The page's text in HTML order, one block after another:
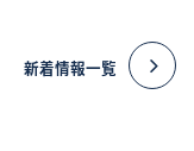
新着情報一覧